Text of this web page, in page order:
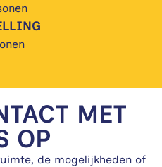
MET
OP
de mogelijkheden of